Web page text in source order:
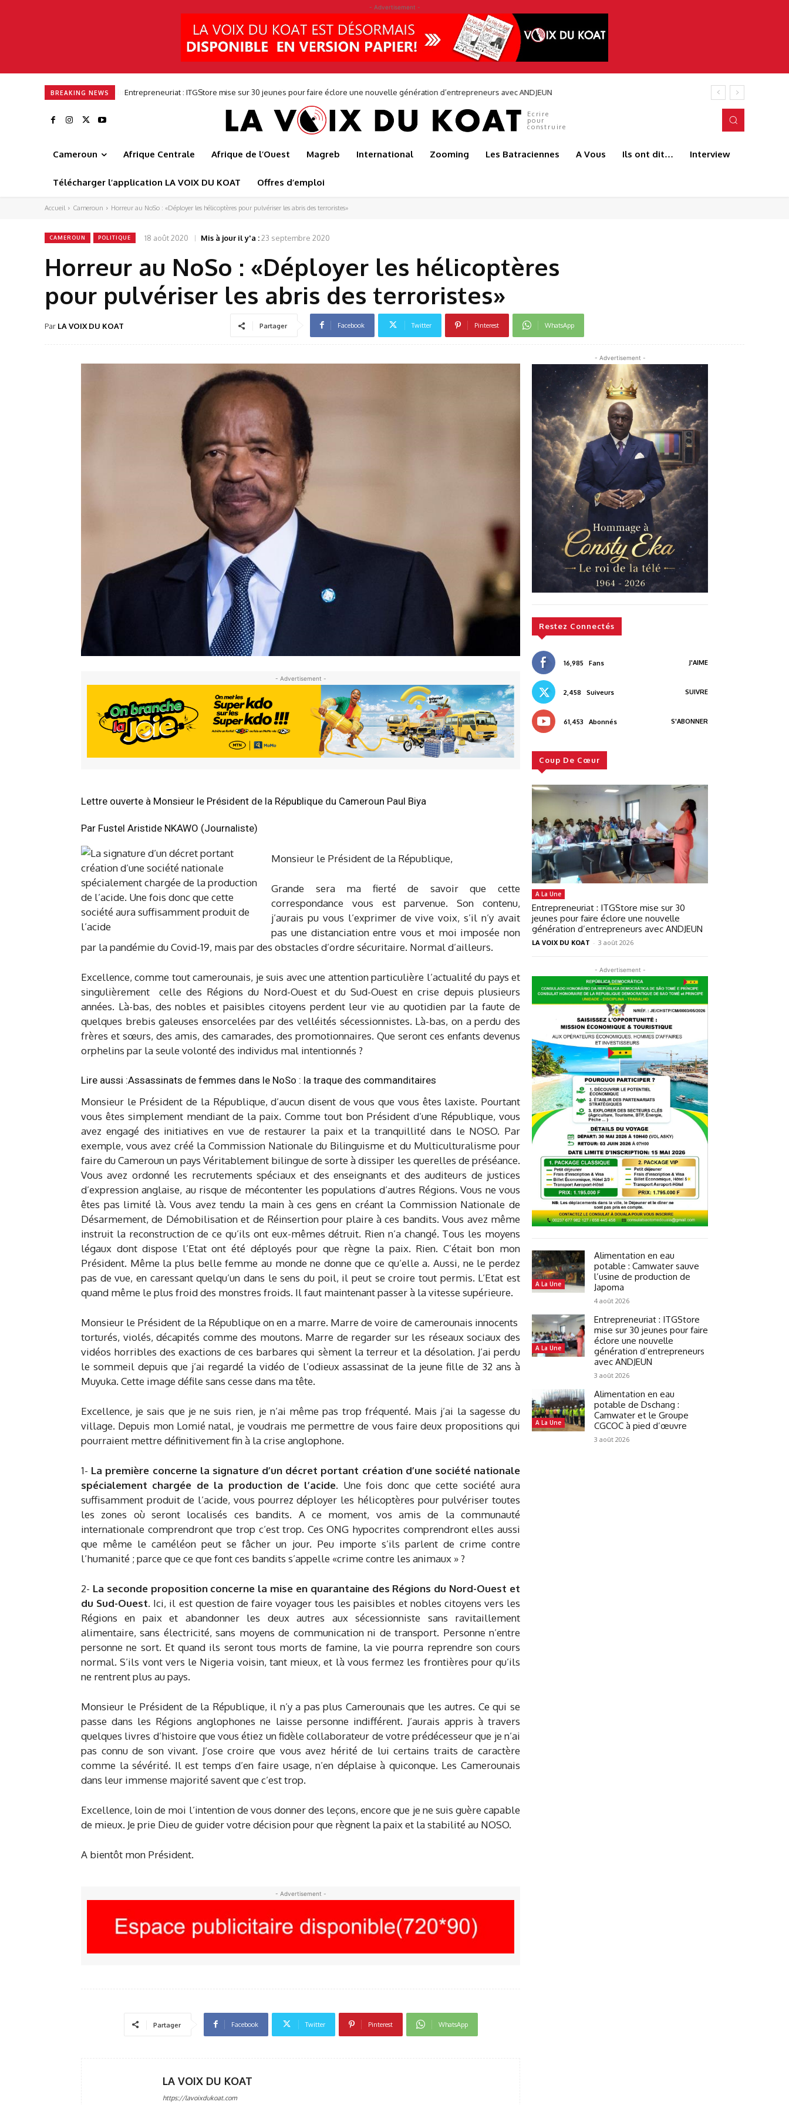
- Advertisement -
BREAKING NEWS Entrepreneuriat : ITGStore mise sur 30 jeunes pour faire éclore une nouvelle génération d’entrepreneurs avec ANDJEUN
Ecrire
pour
construire
Cameroun Afrique Centrale Afrique de l’Ouest Magreb International Zooming Les Batraciennes A Vous Ils ont dit… Interview
Télécharger l’application LA VOIX DU KOAT Offres d’emploi
Accueil Cameroun Horreur au NoSo : «Déployer les hélicoptères pour pulvériser les abris des terroristes»
CAMEROUN POLITIQUE 18 août 2020 Mis à jour il y'a :23 septembre 2020
Horreur au NoSo : «Déployer les hélicoptères
pour pulvériser les abris des terroristes»
Par LA VOIX DU KOAT Partager Facebook Twitter Pinterest WhatsApp
- Advertisement -
Lettre ouverte à Monsieur le Président de la République du Cameroun Paul Biya
Par Fustel Aristide NKAWO (Journaliste)
Monsieur le Président de la République,
Grande sera ma fierté de savoir que cette
correspondance vous est parvenue. Son contenu,
j’aurais pu vous l’exprimer de vive voix, s’il n’y avait
pas une distanciation entre vous et moi imposée non
par la pandémie du Covid-19, mais par des obstacles d’ordre sécuritaire. Normal d’ailleurs.
Excellence, comme tout camerounais, je suis avec une attention particulière l’actualité du pays et
singulièrement celle des Régions du Nord-Ouest et du Sud-Ouest en crise depuis plusieurs
années. Là-bas, des nobles et paisibles citoyens perdent leur vie au quotidien par la faute de
quelques brebis galeuses ensorcelées par des velléités sécessionnistes. Là-bas, on a perdu des
frères et sœurs, des amis, des camarades, des promotionnaires. Que seront ces enfants devenus
orphelins par la seule volonté des individus mal intentionnés ?
Lire aussi :Assassinats de femmes dans le NoSo : la traque des commanditaires
Monsieur le Président de la République, d’aucun disent de vous que vous êtes laxiste. Pourtant
vous êtes simplement mendiant de la paix. Comme tout bon Président d’une République, vous
avez engagé des initiatives en vue de restaurer la paix et la tranquillité dans le NOSO. Par
exemple, vous avez créé la Commission Nationale du Bilinguisme et du Multiculturalisme pour
faire du Cameroun un pays Véritablement bilingue de sorte à dissiper les querelles de préséance.
Vous avez ordonné les recrutements spéciaux et des enseignants et des auditeurs de justices
d’expression anglaise, au risque de mécontenter les populations d’autres Régions. Vous ne vous
êtes pas limité là. Vous avez tendu la main à ces gens en créant la Commission Nationale de
Désarmement, de Démobilisation et de Réinsertion pour plaire à ces bandits. Vous avez même
instruit la reconstruction de ce qu’ils ont eux-mêmes détruit. Rien n’a changé. Tous les moyens
légaux dont dispose l’Etat ont été déployés pour que règne la paix. Rien. C’était bon mon
Président. Même la plus belle femme au monde ne donne que ce qu’elle a. Aussi, ne le perdez
pas de vue, en caressant quelqu’un dans le sens du poil, il peut se croire tout permis. L’Etat est
quand même le plus froid des monstres froids. Il faut maintenant passer à la vitesse supérieure.
Monsieur le Président de la République on en a marre. Marre de voire de camerounais innocents
torturés, violés, décapités comme des moutons. Marre de regarder sur les réseaux sociaux des
vidéos horribles des exactions de ces barbares qui sèment la terreur et la désolation. J’ai perdu
le sommeil depuis que j’ai regardé la vidéo de l’odieux assassinat de la jeune fille de 32 ans à
Muyuka. Cette image défile sans cesse dans ma tête.
Excellence, je sais que je ne suis rien, je n’ai même pas trop fréquenté. Mais j’ai la sagesse du
village. Depuis mon Lomié natal, je voudrais me permettre de vous faire deux propositions qui
pourraient mettre définitivement fin à la crise anglophone.
1- La première concerne la signature d’un décret portant création d’une société nationale
spécialement chargée de la production de l’acide. Une fois donc que cette société aura
suffisamment produit de l’acide, vous pourrez déployer les hélicoptères pour pulvériser toutes
les zones où seront localisés ces bandits. A ce moment, vos amis de la communauté
internationale comprendront que trop c’est trop. Ces ONG hypocrites comprendront elles aussi
que même le caméléon peut se fâcher un jour. Peu importe s’ils parlent de crime contre
l’humanité ; parce que ce que font ces bandits s’appelle «crime contre les animaux » ?
2- La seconde proposition concerne la mise en quarantaine des Régions du Nord-Ouest et
du Sud-Ouest. Ici, il est question de faire voyager tous les paisibles et nobles citoyens vers les
Régions en paix et abandonner les deux autres aux sécessionniste sans ravitaillement
alimentaire, sans électricité, sans moyens de communication ni de transport. Personne n’entre
personne ne sort. Et quand ils seront tous morts de famine, la vie pourra reprendre son cours
normal. S’ils vont vers le Nigeria voisin, tant mieux, et là vous fermez les frontières pour qu’ils
ne rentrent plus au pays.
Monsieur le Président de la République, il n’y a pas plus Camerounais que les autres. Ce qui se
passe dans les Régions anglophones ne laisse personne indifférent. J’aurais appris à travers
quelques livres d’histoire que vous étiez un fidèle collaborateur de votre prédécesseur que je n’ai
pas connu de son vivant. J’ose croire que vous avez hérité de lui certains traits de caractère
comme la sévérité. Il est temps d’en faire usage, n’en déplaise à quiconque. Les Camerounais
dans leur immense majorité savent que c’est trop.
Excellence, loin de moi l’intention de vous donner des leçons, encore que je ne suis guère capable
de mieux. Je prie Dieu de guider votre décision pour que règnent la paix et la stabilité au NOSO.
A bientôt mon Président.
- Advertisement -
Partager Facebook Twitter Pinterest WhatsApp
LA VOIX DU KOAT
https://lavoixdukoat.com
- Advertisement -
Restez Connectés
16,985 Fans J'AIME
2,458 Suiveurs SUIVRE
61,453 Abonnés S'ABONNER
Coup De Cœur
A La Une
Entrepreneuriat : ITGStore mise sur 30
jeunes pour faire éclore une nouvelle
génération d’entrepreneurs avec ANDJEUN
LA VOIX DU KOAT - 3 août 2026
- Advertisement -
A La Une
Alimentation en eau
potable : Camwater sauve
l’usine de production de
Japoma
4 août 2026
A La Une
Entrepreneuriat : ITGStore
mise sur 30 jeunes pour faire
éclore une nouvelle
génération d’entrepreneurs
avec ANDJEUN
3 août 2026
A La Une
Alimentation en eau
potable de Dschang :
Camwater et le Groupe
CGCOC à pied d’œuvre
3 août 2026